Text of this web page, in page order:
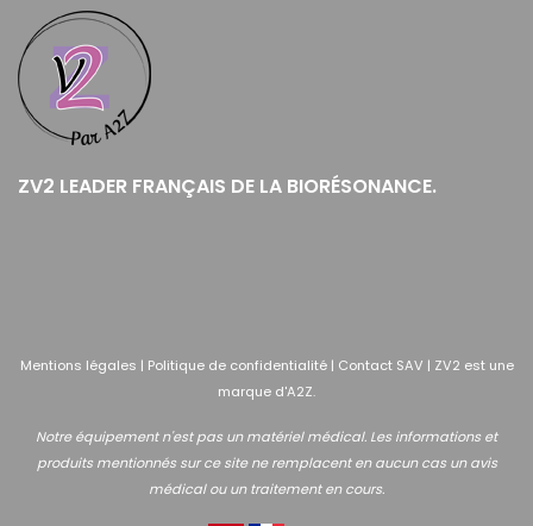
ZV2 LEADER FRANÇAIS DE LA BIORÉSONANCE.
Mentions légales | Politique de confidentialité| Contact SAV | ZV2 est une
marque d'A2Z.
Notre équipement n'est pas un matériel médical. Les informations et
produits mentionnés sur ce site ne remplacent en aucun cas un avis
médical ou un traitement en cours.